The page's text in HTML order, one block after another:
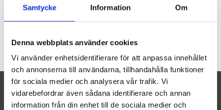
Samtycke Information Om
Denna webbplats använder cookies
Vi använder enhetsidentifierare för att anpassa innehållet
och annonserna till användarna, tillhandahålla funktioner
för sociala medier och analysera vår trafik. Vi
vidarebefordrar även sådana identifierare och annan
information från din enhet till de sociala medier och
29 KR
KÖP